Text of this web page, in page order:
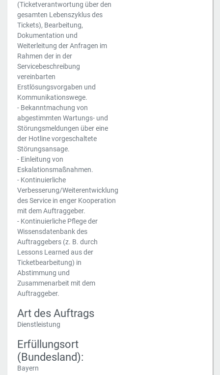
(Ticketverantwortung über den
gesamten Lebenszyklus des
Tickets), Bearbeitung,
Dokumentation und
Weiterleitung der Anfragen im
Rahmen der in der
Servicebeschreibung
vereinbarten
Erstlösungsvorgaben und
Kommunikationswege.
- Bekanntmachung von
abgestimmten Wartungs- und
Störungsmeldungen über eine
der Hotline vorgeschaltete
Störungsansage.
- Einleitung von
Eskalationsmaßnahmen.
- Kontinuierliche
Verbesserung/Weiterentwicklung
des Service in enger Kooperation
mit dem Auftraggeber.
- Kontinuierliche Pflege der
Wissensdatenbank des
Auftraggebers (z. B. durch
Lessons Learned aus der
Ticketbearbeitung) in
Abstimmung und
Zusammenarbeit mit dem
Auftraggeber.
Art des Auftrags
Dienstleistung
Erfüllungsort
(Bundesland):
Bayern